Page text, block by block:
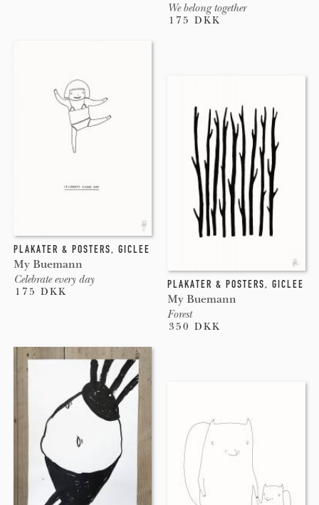
We belong together
175 DKK
PLAKATER & POSTERS, GICLEE
My Buemann
Celebrate every day
175 DKK
PLAKATER & POSTERS, GICLEE
My Buemann
Forest
350 DKK